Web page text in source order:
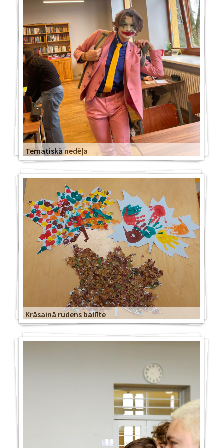
Tematiskā nedēļa
Krāsainā rudens ballīte